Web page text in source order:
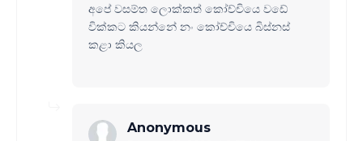
අපේ වසම්ත ලොක්කත් කෝච්චියෙ වඩේ
වික්කට කියන්නේ නං කෝච්චියෙ බිස්නස්
කළා කියල
Anonymous